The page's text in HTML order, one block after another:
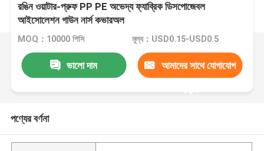
রঙিন ওয়াটার-প্রুফ PP PE অভেদ্য ফ্যাব্রিক ডিসপোজেবল
আইসোলেশন গাউন নার্স কভারঅল
MOQ：10000 পিসি মূল্য：USD0.15-USD0.5
ভালো দাম আমাদের সাথে যোগাযোগ
করুন
পণ্যের বর্ণনা